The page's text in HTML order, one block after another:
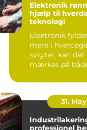
Elektronik rønne
hjælp til
teknologi
Elektronik
mere i
svigter, kan
mærkes på
31. May
professionel